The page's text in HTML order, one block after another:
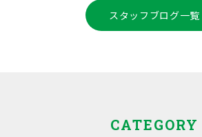
スタッフブログ一覧
CATEGORY